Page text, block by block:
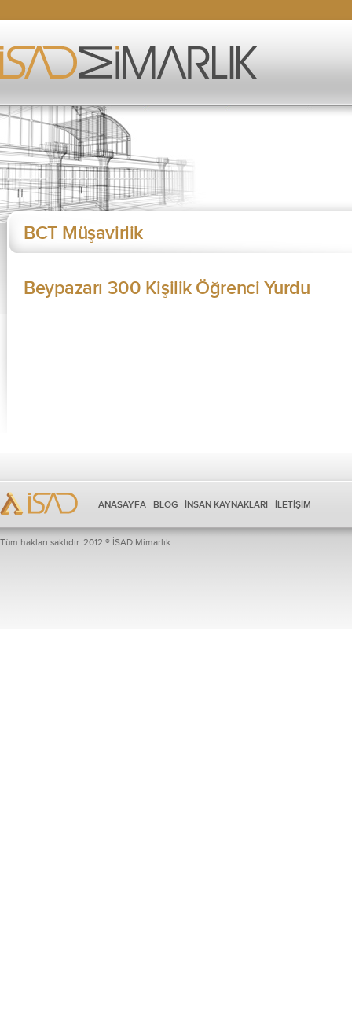
BCT Müşavirlik
Beypazarı 300 Kişilik Öğrenci Yurdu
ANASAYFA BLOG İNSAN KAYNAKLARI İLETİŞİM
Tüm hakları saklıdır. 2012 ® İSAD Mimarlık